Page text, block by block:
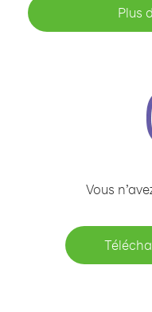
Plus
Vous